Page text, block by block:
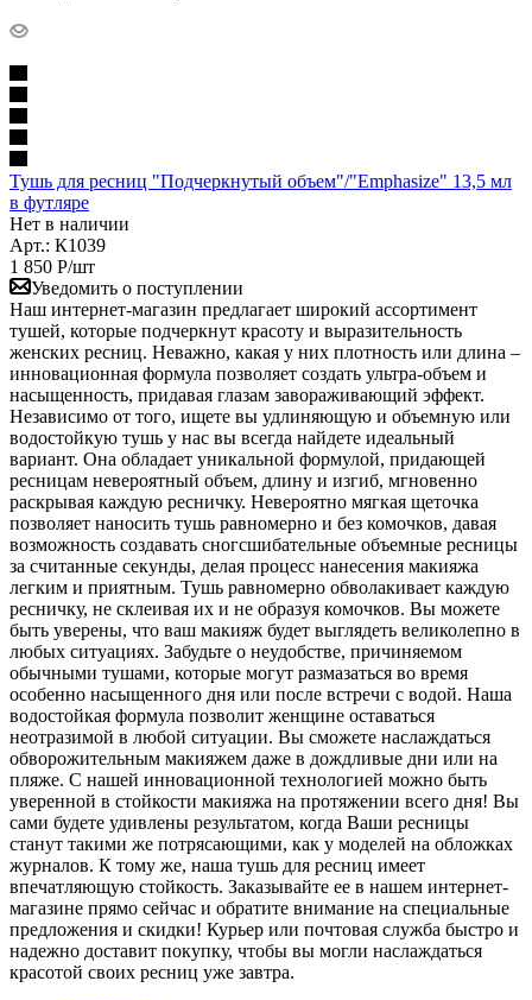
Тушь для ресниц "Подчеркнутый объем"/"Emphasize" 13,5 мл
в футляре
Нет в наличии
Арт.: К1039
1 850 Р/шт
Уведомить о поступлении
Наш интернет-магазин предлагает широкий ассортимент
тушей, которые подчеркнут красоту и выразительность
женских ресниц. Неважно, какая у них плотность или длина –
инновационная формула позволяет создать ультра-объем и
насыщенность, придавая глазам завораживающий эффект.
Независимо от того, ищете вы удлиняющую и объемную или
водостойкую тушь у нас вы всегда найдете идеальный
вариант. Она обладает уникальной формулой, придающей
ресницам невероятный объем, длину и изгиб, мгновенно
раскрывая каждую ресничку. Невероятно мягкая щеточка
позволяет наносить тушь равномерно и без комочков, давая
возможность создавать сногсшибательные объемные ресницы
за считанные секунды, делая процесс нанесения макияжа
легким и приятным. Тушь равномерно обволакивает каждую
ресничку, не склеивая их и не образуя комочков. Вы можете
быть уверены, что ваш макияж будет выглядеть великолепно в
любых ситуациях. Забудьте о неудобстве, причиняемом
обычными тушами, которые могут размазаться во время
особенно насыщенного дня или после встречи с водой. Наша
водостойкая формула позволит женщине оставаться
неотразимой в любой ситуации. Вы сможете наслаждаться
обворожительным макияжем даже в дождливые дни или на
пляже. С нашей инновационной технологией можно быть
уверенной в стойкости макияжа на протяжении всего дня! Вы
сами будете удивлены результатом, когда Ваши ресницы
станут такими же потрясающими, как у моделей на обложках
журналов. К тому же, наша тушь для ресниц имеет
впечатляющую стойкость. Заказывайте ее в нашем интернет-
магазине прямо сейчас и обратите внимание на специальные
предложения и скидки! Курьер или почтовая служба быстро и
надежно доставит покупку, чтобы вы могли наслаждаться
красотой своих ресниц уже завтра.